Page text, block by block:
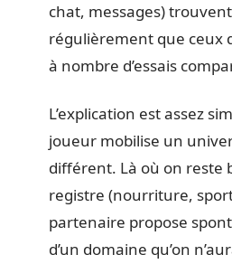
chat, messages)
régulièrement que ceux
à nombre d’essais
L’explication est assez
joueur mobilise un
différent. Là où on reste
registre (nourriture,
partenaire propose
d’un domaine qu’on